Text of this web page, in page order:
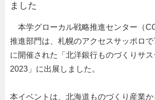
ました
本学グローカル戦略推進センター（
推進部門は、札幌のアクセスサッポロで
に開催された「北洋銀行ものづくりサ
2023 」に出展しました。
本イベントは、北海道ものづくり産業